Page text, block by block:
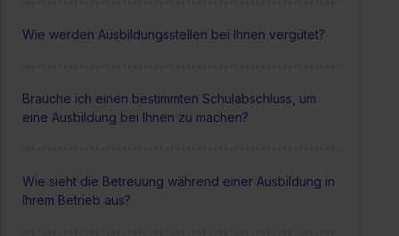
Wie werden Ausbildungsstellen bei Ihnen vergütet?
Brauche ich einen bestimmten Schulabschluss, um
eine Ausbildung bei Ihnen zu machen?
Wie sieht die Betreuung während einer Ausbildung in
Ihrem Betrieb aus?